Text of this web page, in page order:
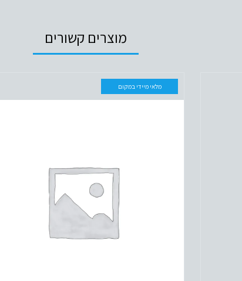
מוצרים קשורים
מלאי מיידי במקום